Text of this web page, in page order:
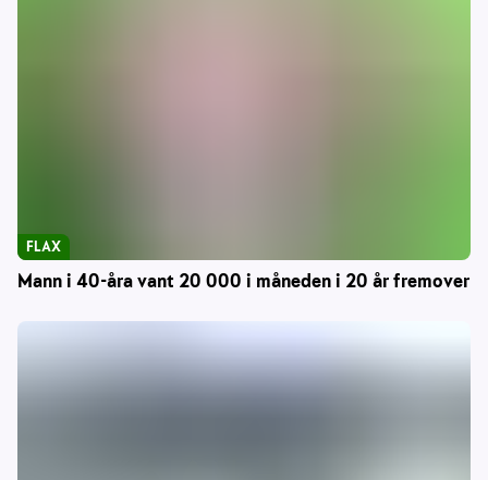
Mann i 40-åra vant 20 000 i måneden i 20 år fremover
FLAX